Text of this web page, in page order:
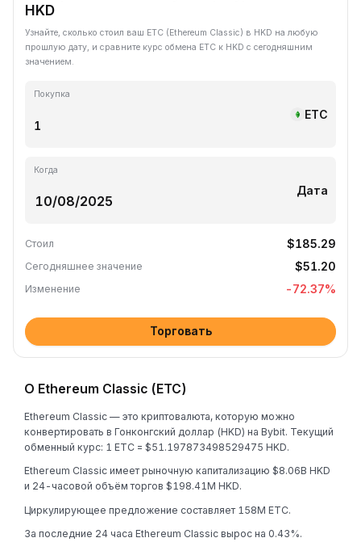
HKD
Узнайте, сколько стоил ваш ETC (Ethereum Classic) в HKD на любую
прошлую дату, и сравните курс обмена ETC к HKD с сегодняшним
значением.
Покупка
ETC
Когда
Дата
Стоил $185.29
Сегодняшнее значение $51.20
Изменение -72.37%
Торговать
О Ethereum Classic (ETC)
Ethereum Classic — это криптовалюта, которую можно
конвертировать в Гонконгский доллар (HKD) на Bybit. Текущий
обменный курс: 1 ETC = $51.197873498529475 HKD.
Ethereum Classic имеет рыночную капитализацию $8.06B HKD
и 24-часовой объём торгов $198.41M HKD.
Циркулирующее предложение составляет 158M ETC.
За последние 24 часа Ethereum Classic вырос на 0.43%.